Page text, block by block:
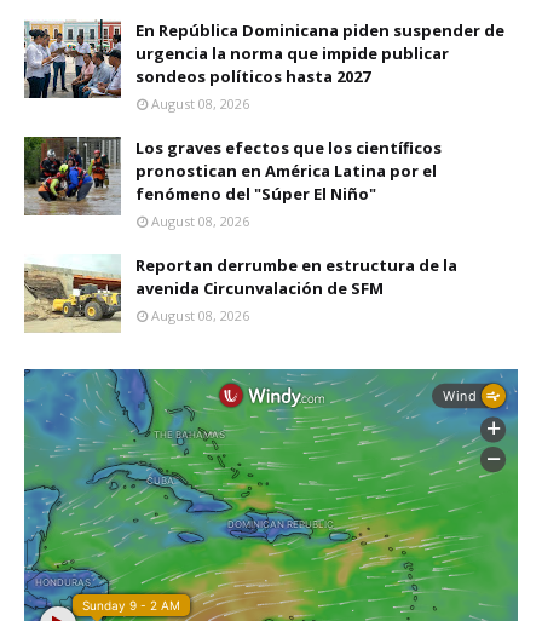
En República Dominicana piden suspender de
urgencia la norma que impide publicar
sondeos políticos hasta 2027
August 08, 2026
Los graves efectos que los científicos
pronostican en América Latina por el
fenómeno del "Súper El Niño"
August 08, 2026
Reportan derrumbe en estructura de la
avenida Circunvalación de SFM
August 08, 2026